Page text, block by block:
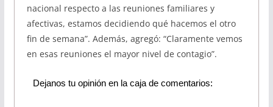
nacional respecto a las reuniones familiares y
afectivas, estamos decidiendo qué hacemos el otro
fin de semana”. Además, agregó: “Claramente vemos
en esas reuniones el mayor nivel de contagio”.
Dejanos tu opinión en la caja de comentarios: